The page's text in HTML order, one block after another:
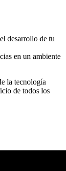
desarrollo de tu
en un ambiente
la tecnología
de todos los